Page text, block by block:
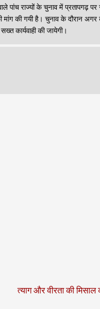
राज्यों के चुनाव में प्रतापगढ़
की गयी है। चुनाव के दौरान
कार्यवाही की जायेगी।
त्याग और वीरता की